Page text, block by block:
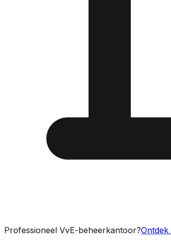
Professioneel VvE-beheerkantoor?